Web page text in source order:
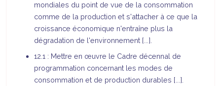
mondiales du point de vue de la consommation
comme de la production et s'attacher à ce que la
croissance économique n'entraîne plus la
dégradation de l'environnement [...].
12.1 : Mettre en œuvre le Cadre décennal de
programmation concernant les modes de
consommation et de production durables [...].